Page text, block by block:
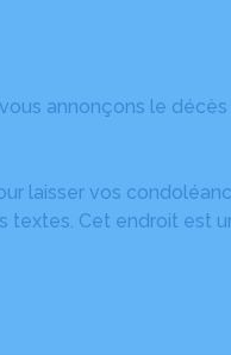
annonçons le
laisser vos
Cet endroit est